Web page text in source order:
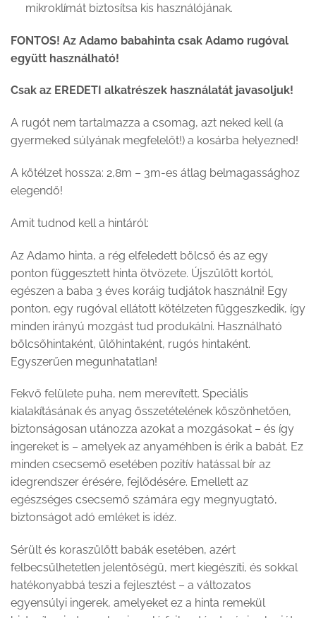
mikroklímát biztosítsa kis használójának.
FONTOS! Az Adamo babahinta csak Adamo rugóval
együtt használható!
Csak az EREDETI alkatrészek használatát javasoljuk!
A rugót nem tartalmazza a csomag, azt neked kell (a
gyermeked súlyának megfelelőt!) a kosárba helyezned!
A kötélzet hossza: 2,8m – 3m-es átlag belmagassághoz
elegendő!
Amit tudnod kell a hintáról:
Az Adamo hinta, a rég elfeledett bölcső és az egy
ponton függesztett hinta ötvözete. Újszülött kortól,
egészen a baba 3 éves koráig tudjátok használni! Egy
ponton, egy rugóval ellátott kötélzeten függeszkedik, így
minden irányú mozgást tud produkálni. Használható
bölcsőhintaként, ülőhintaként, rugós hintaként.
Egyszerűen megunhatatlan!
Fekvő felülete puha, nem merevített. Speciális
kialakításának és anyag összetételének köszönhetően,
biztonságosan utánozza azokat a mozgásokat – és így
ingereket is – amelyek az anyaméhben is érik a babát. Ez
minden csecsemő esetében pozitív hatással bír az
idegrendszer érésére, fejlődésére. Emellett az
egészséges csecsemő számára egy megnyugtató,
biztonságot adó emléket is idéz.
Sérült és koraszülött babák esetében, azért
felbecsülhetetlen jelentőségű, mert kiegészíti, és sokkal
hatékonyabbá teszi a fejlesztést – a változatos
egyensúlyi ingerek, amelyeket ez a hinta remekül